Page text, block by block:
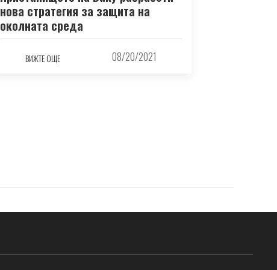
нова стратегия за защита на
околната среда
ВИЖТЕ ОЩЕ 08/20/2021